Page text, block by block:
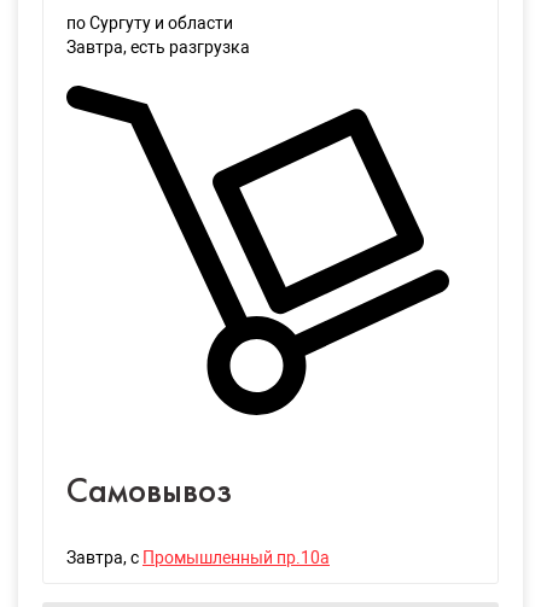
по Сургуту и области
Завтра, есть разгрузка
Самовывоз
Завтра, с Промышленный пр.10а